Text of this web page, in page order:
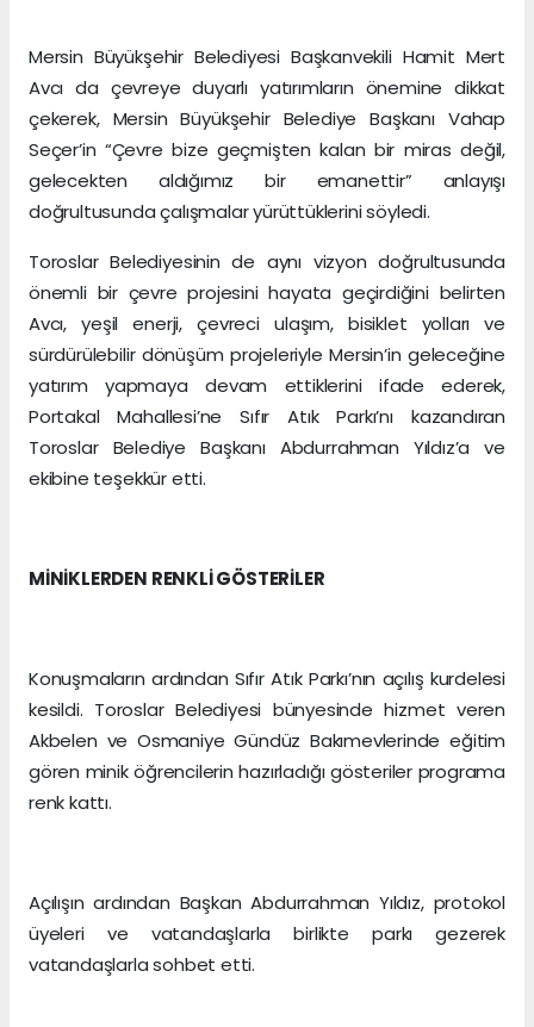
Mersin Büyükşehir Belediyesi Başkanvekili Hamit Mert
Avcı da çevreye duyarlı yatırımların önemine dikkat
çekerek, Mersin Büyükşehir Belediye Başkanı Vahap
Seçer’in “Çevre bize geçmişten kalan bir miras değil,
gelecekten aldığımız bir emanettir” anlayışı
doğrultusunda çalışmalar yürüttüklerini söyledi.
Toroslar Belediyesinin de aynı vizyon doğrultusunda
önemli bir çevre projesini hayata geçirdiğini belirten
Avcı, yeşil enerji, çevreci ulaşım, bisiklet yolları ve
sürdürülebilir dönüşüm projeleriyle Mersin’in geleceğine
yatırım yapmaya devam ettiklerini ifade ederek,
Portakal Mahallesi’ne Sıfır Atık Parkı’nı kazandıran
Toroslar Belediye Başkanı Abdurrahman Yıldız’a ve
ekibine teşekkür etti.
MİNİKLERDEN RENKLİ GÖSTERİLER
Konuşmaların ardından Sıfır Atık Parkı’nın açılış kurdelesi
kesildi. Toroslar Belediyesi bünyesinde hizmet veren
Akbelen ve Osmaniye Gündüz Bakımevlerinde eğitim
gören minik öğrencilerin hazırladığı gösteriler programa
renk kattı.
Açılışın ardından Başkan Abdurrahman Yıldız, protokol
üyeleri ve vatandaşlarla birlikte parkı gezerek
vatandaşlarla sohbet etti.